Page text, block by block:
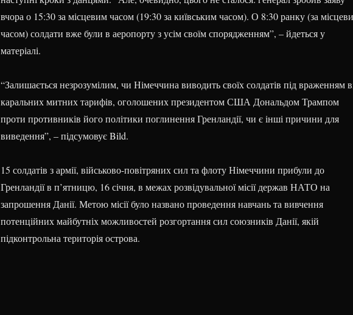
вчора о 15:30 за місцевим часом (19:30 за київським часом). О 8:30 ранку (за
часом) солдати вже були в аеропорту з усім своїм спорядженням”, – йдеться у
матеріалі.
“Залишається незрозумілим, чи Німеччина виводить своїх солдатів під враженням
каральних митних тарифів, оголошених президентом США Дональдом Трампом
проти противників його політики поглинення Гренландії, чи є інші причини для
виведення”, – підсумовує Bild.
15 солдатів з армії, військово-повітряних сил та флоту Німеччини прибули до
Гренландії в п’ятницю, 16 січня, в межах розвідувальної місії держав НАТО на
запрошення Данії. Метою місії було названо проведення навчань та вивчення
потенційних майбутніх можливостей розгортання сил союзників Данії, якій
підконтрольна територія острова.